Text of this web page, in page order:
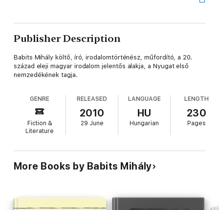
Publisher Description
Babits Mihály költő, író, irodalomtörténész, műfordító, a 20.
század eleji magyar irodalom jelentős alakja, a Nyugat első
nemzedékének tagja.
GENRE
Fiction &
Literature
RELEASED
2010
29 June
LANGUAGE
HU
Hungarian
LENGTH
230
Pages
More Books by Babits Mihály